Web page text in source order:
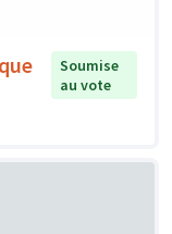
Soumise
au vote